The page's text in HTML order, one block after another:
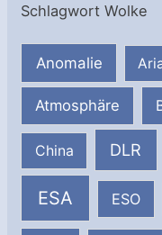
Schlagwort Wolke
Anomalie
Atmosphäre
China DLR
ESA ESO